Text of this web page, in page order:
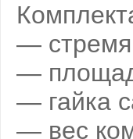
—
—
— гайка
— вес